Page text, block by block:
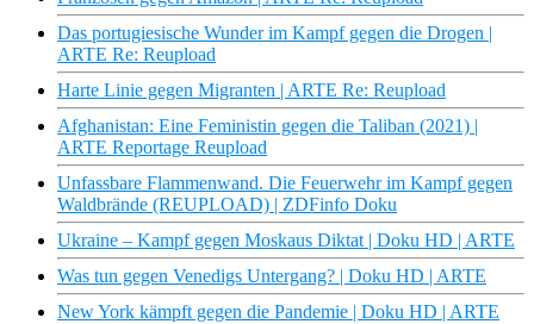
Das portugiesische Wunder im Kampf gegen die Drogen |
ARTE Re: Reupload
Harte Linie gegen Migranten | ARTE Re: Reupload
Afghanistan: Eine Feministin gegen die Taliban (2021) |
ARTE Reportage Reupload
Unfassbare Flammenwand. Die Feuerwehr im Kampf gegen
Waldbrände (REUPLOAD) | ZDFinfo Doku
Ukraine – Kampf gegen Moskaus Diktat | Doku HD | ARTE
Was tun gegen Venedigs Untergang? | Doku HD | ARTE
New York kämpft gegen die Pandemie | Doku HD | ARTE